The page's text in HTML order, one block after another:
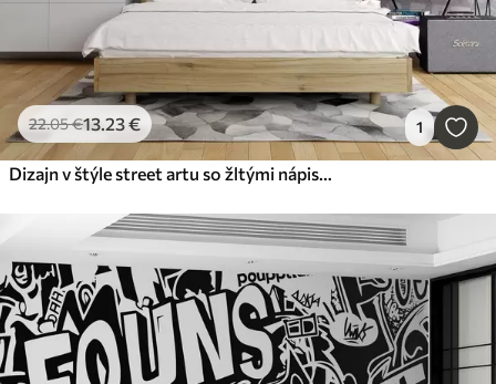
22.05€13.23€ 1
Dizajn v štýle street artu so žltými nápismi na pozadí betónovej steny